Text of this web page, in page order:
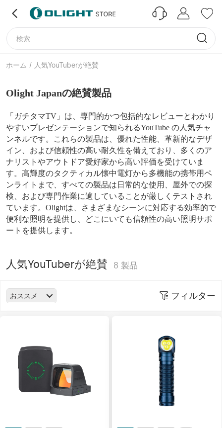
ホーム / 人気YouTuberが絶賛
Olight Japanの絶賛製品
「ガチタマTV」は、専門的かつ包括的なレビューとわかり
やすいプレゼンテーションで知られるYouTube の人気チャ
ンネルです。
これらの製品は、優れた性能、革新的なデザ
イン、および信頼性の高い耐久性を備えており、多くのア
ナリストやアウトドア愛好家から高い評価を受けていま
す。高輝度のタクティカル懐中電灯から多機能の携帯用ペ
ンライトまで、すべての製品は日常的な使用、屋外での探
検、および専門作業に適していることが厳しくテストされ
ています。 Olightは、さまざまなシーンに対応する効率的で
便利な照明を提供し、どこにいても信頼性の高い照明サポ
ートを提供します。
人気YouTuberが絶賛 8 製品
おススメ フィルター